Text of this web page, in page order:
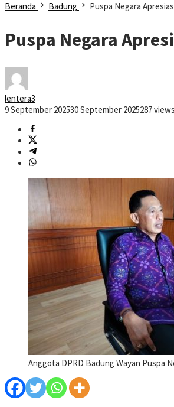
Beranda Badung Puspa Negara
Puspa Negara
lentera3
9 September 202530 September 2025287 views
Anggota DPRD Badung Wayan Puspa